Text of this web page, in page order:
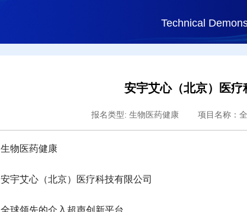
Technical
安宇艾心（北京）医疗
报名类型: 生物医药健康 项目名称：全
生物医药健康
安宇艾心（北京）医疗科技有限公司
全球领先的介入超声创新平台